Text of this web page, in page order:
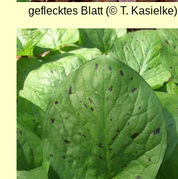
geflecktes Blatt (© T. Kasielke)
Bild